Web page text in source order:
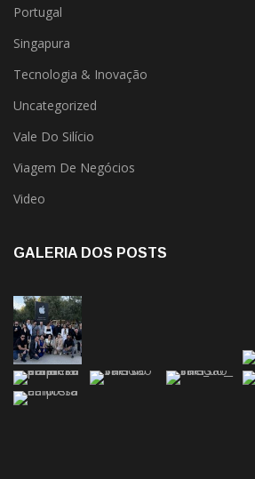
Portugal
Singapura
Tecnologia & Inovação
Uncategorized
Vale Do Silício
Viagem De Negócios
Video
GALERIA DOS POSTS